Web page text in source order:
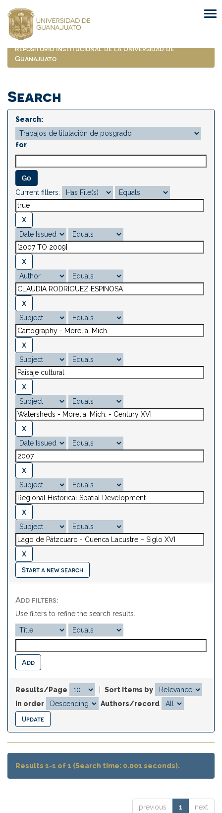
navigation
Repositorio Institucional de la Universidad de
Guanajuato
Search
Search:
for
Current filters:
Start a new search
Add filters:
Use filters to refine the search results.
Results/Page
Sort items by
In order
Authors/record
Results 1-1 of 1 (Search time: 0.001 seconds).
previous 1 next